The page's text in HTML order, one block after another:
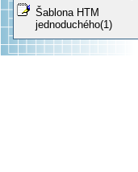
Šablona HTM
jednoduchého(1)